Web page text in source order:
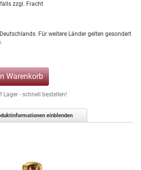
zzgl. Fracht
Für weitere Länder gelten gesondert
Warenkorb
Lager - schnell bestellen!
einblenden